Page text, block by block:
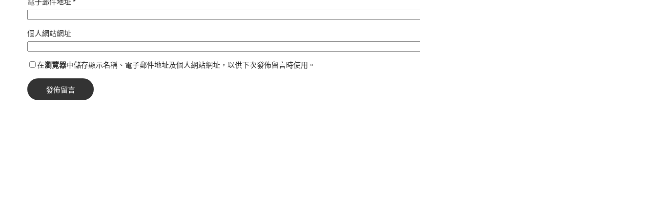
個人網站網址
在瀏覽器中儲存顯示名稱、電子郵件地址及個人網站網址，以供下次發佈留言時使用。